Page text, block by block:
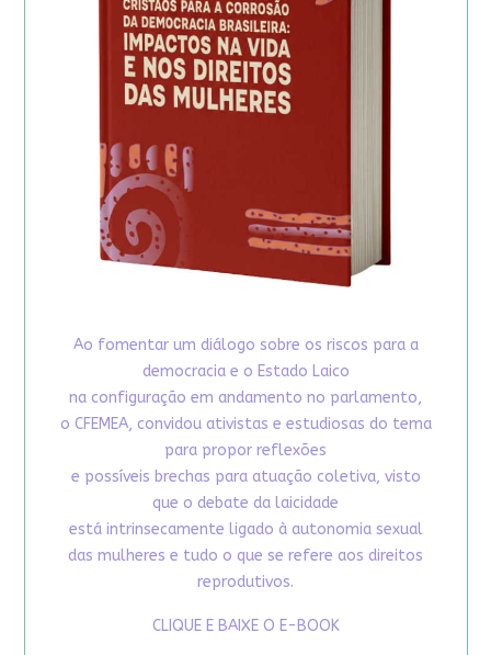
Ao fomentar um diálogo sobre os riscos para a
democracia e o Estado Laico
na configuração em andamento no parlamento,
o CFEMEA, convidou ativistas e estudiosas do tema
para propor reflexões
e possíveis brechas para atuação coletiva, visto
que o debate da laicidade
está intrinsecamente ligado à autonomia sexual
das mulheres e tudo o que se refere aos direitos
reprodutivos.
CLIQUE E BAIXE O E-BOOK